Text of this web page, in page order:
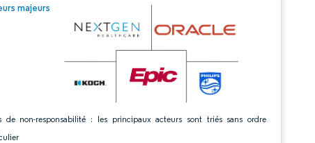
majeurs
de non-responsabilité : les principaux acteurs sont triés sans ordre
© Mordor Intelligence. La réutilisation nécessite une attribution sous CC BY 4.0.